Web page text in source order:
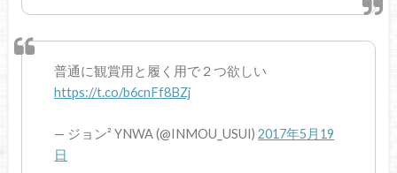
普通に観賞用と履く用で２つ欲しい
https://t.co/b6cnFf8BZj
— ジョン² YNWA (@INMOU_USUI)2017年5月19
日